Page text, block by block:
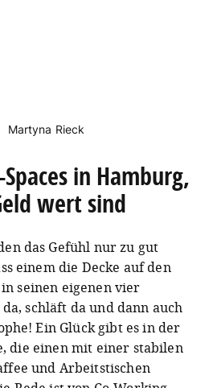
Martyna Rieck
in Hamburg,
wert sind
das Gefühl nur zu gut
einem die Decke auf den
seinen eigenen vier
schläft da und dann auch
Ein Glück gibt es in der
die einen mit einer stabilen
und Arbeitstischen